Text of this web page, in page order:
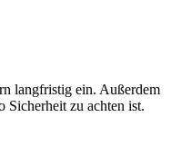
langfristig ein. Außerdem
Sicherheit zu achten ist.